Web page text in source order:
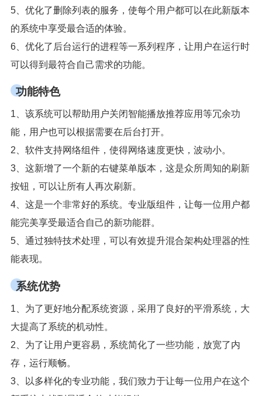
5、优化了删除列表的服务，使每个用户都可以在此新版本
的系统中享受最合适的体验。
6、优化了后台运行的进程等一系列程序，让用户在运行时
可以得到最符合自己需求的功能。
功能特色
1、该系统可以帮助用户关闭智能播放推荐应用等冗余功
能，用户也可以根据需要在后台打开。
2、软件支持网络组件，使得网络速度更快，波动小。
3、这新增了一个新的右键菜单版本，这是众所周知的刷新
按钮，可以让所有人再次刷新。
4、这是一个非常好的系统。专业版组件，让每一位用户都
能完美享受最适合自己的新功能群。
5、通过独特技术处理，可以有效提升混合架构处理器的性
能表现。
系统优势
1、为了更好地分配系统资源，采用了良好的平滑系统，大
大提高了系统的机动性。
2、为了让用户更容易，系统简化了一些功能，放宽了内
存，运行顺畅。
3、以多样化的专业功能，我们致力于让每一位用户在这个